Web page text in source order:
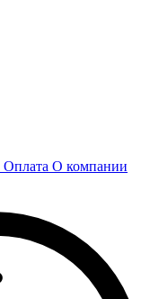
Оплата О компании